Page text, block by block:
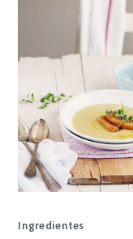
Ingredientes